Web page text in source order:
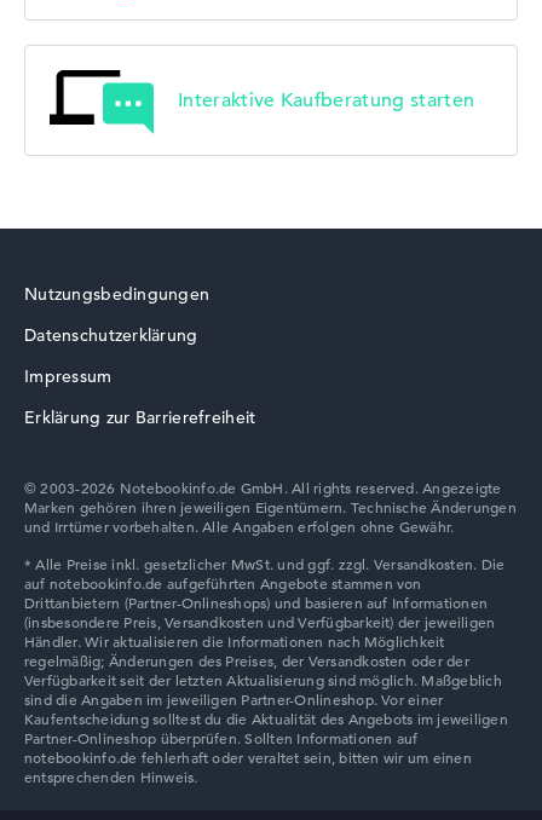
Interaktive Kaufberatung starten
Nutzungsbedingungen
Datenschutzerklärung
Impressum
Erklärung zur Barrierefreiheit
© 2003-2026 Notebookinfo.de GmbH. All rights reserved. Angezeigte
Marken gehören ihren jeweiligen Eigentümern. Technische Änderungen
und Irrtümer vorbehalten. Alle Angaben erfolgen ohne Gewähr.